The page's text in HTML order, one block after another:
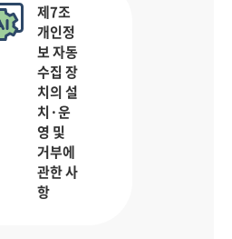
제7조
개인정
보 자동
수집 장
치의 설
치·운
영 및
거부에
관한 사
항